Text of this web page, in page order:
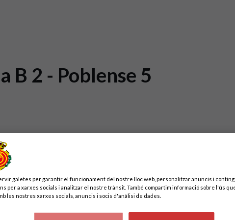
B 2 - Poblense 5
galetes per garantir el funcionament del nostre lloc web, personalitzar anuncis i
per a xarxes socials i analitzar el nostre trànsit. També compartim informació sobre l'ús
les nostres xarxes socials, anuncis i socis d'anàlisi de dades.